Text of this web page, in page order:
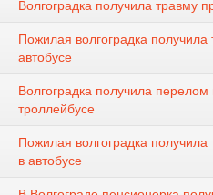
Волгоградка получила травму
Пожилая волгоградка
автобусе
Волгоградка получила
троллейбусе
Пожилая волгоградка
в автобусе